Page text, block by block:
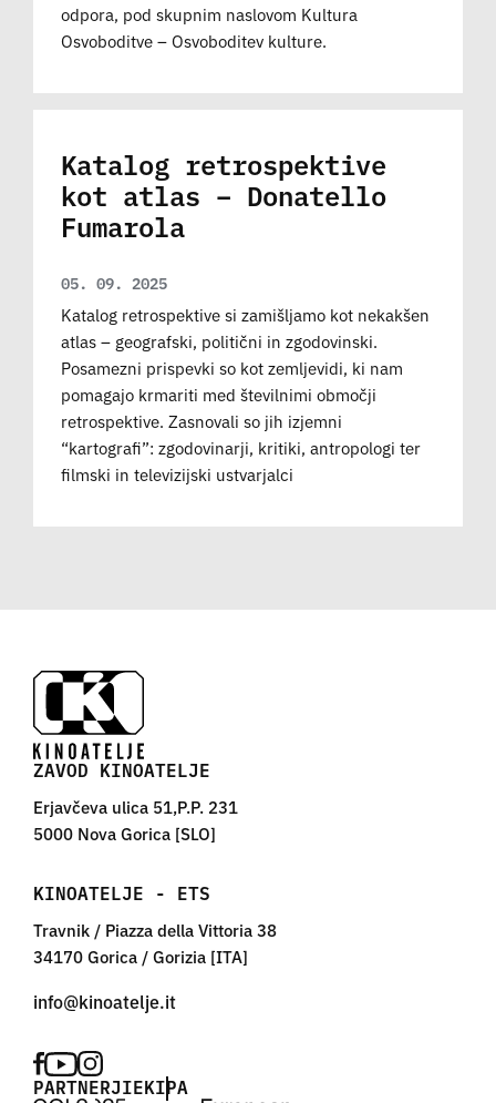
odpora, pod skupnim naslovom Kultura
Osvoboditve – Osvoboditev kulture.
Katalog retrospektive
kot atlas – Donatello
Fumarola
05. 09. 2025
Katalog retrospektive si zamišljamo kot nekakšen
atlas – geografski, politični in zgodovinski.
Posamezni prispevki so kot zemljevidi, ki nam
pomagajo krmariti med številnimi območji
retrospektive. Zasnovali so jih izjemni
“kartografi”: zgodovinarji, kritiki, antropologi ter
filmski in televizijski ustvarjalci
ZAVOD KINOATELJE
Erjavčeva ulica 51,P.P. 231
5000 Nova Gorica [SLO]
KINOATELJE - ETS
Travnik / Piazza della Vittoria 38
34170 Gorica / Gorizia [ITA]
PARTNERJIEKIPA